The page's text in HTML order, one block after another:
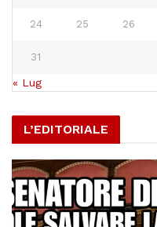
24 25 26
31
« Lug
L’EDITORIALE